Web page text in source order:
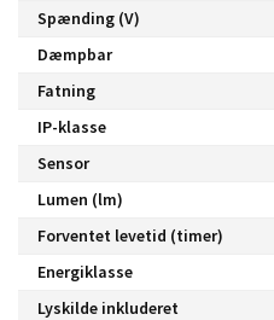
Spænding (V)
Dæmpbar
Fatning
IP-klasse
Sensor
Lumen (lm)
Forventet levetid (timer)
Energiklasse
Lyskilde inkluderet